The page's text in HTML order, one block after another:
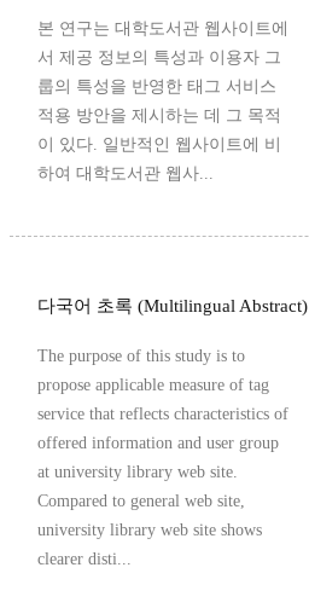
본 연구는 대학도서관 웹사이트에
서 제공 정보의 특성과 이용자 그
룹의 특성을 반영한 태그 서비스
적용 방안을 제시하는 데 그 목적
이 있다. 일반적인 웹사이트에 비
하여 대학도서관 웹사...
다국어 초록 (Multilingual Abstract)
The purpose of this study is to
propose applicable measure of tag
service that reflects characteristics of
offered information and user group
at university library web site.
Compared to general web site,
university library web site shows
clearer disti...